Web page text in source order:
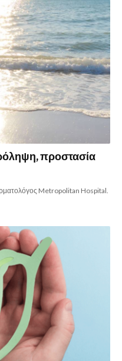
προστασία
Metropolitan Hospital.